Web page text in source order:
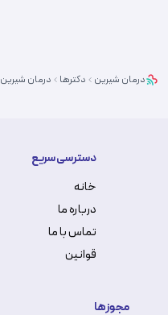
درمان شیرین دکترها درمان شیرین
دسترسی سریع
خانه
درباره ما
تماس با ما
قوانین
مجوزها